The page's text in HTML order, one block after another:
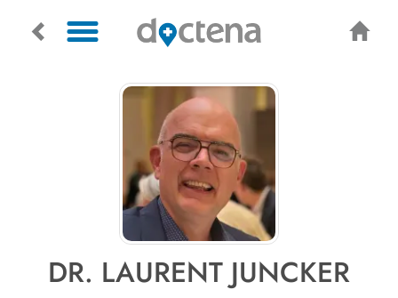
DR. LAURENT JUNCKER